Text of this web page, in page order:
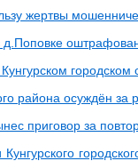
жертвы
городском
района осуждён за
приговор за